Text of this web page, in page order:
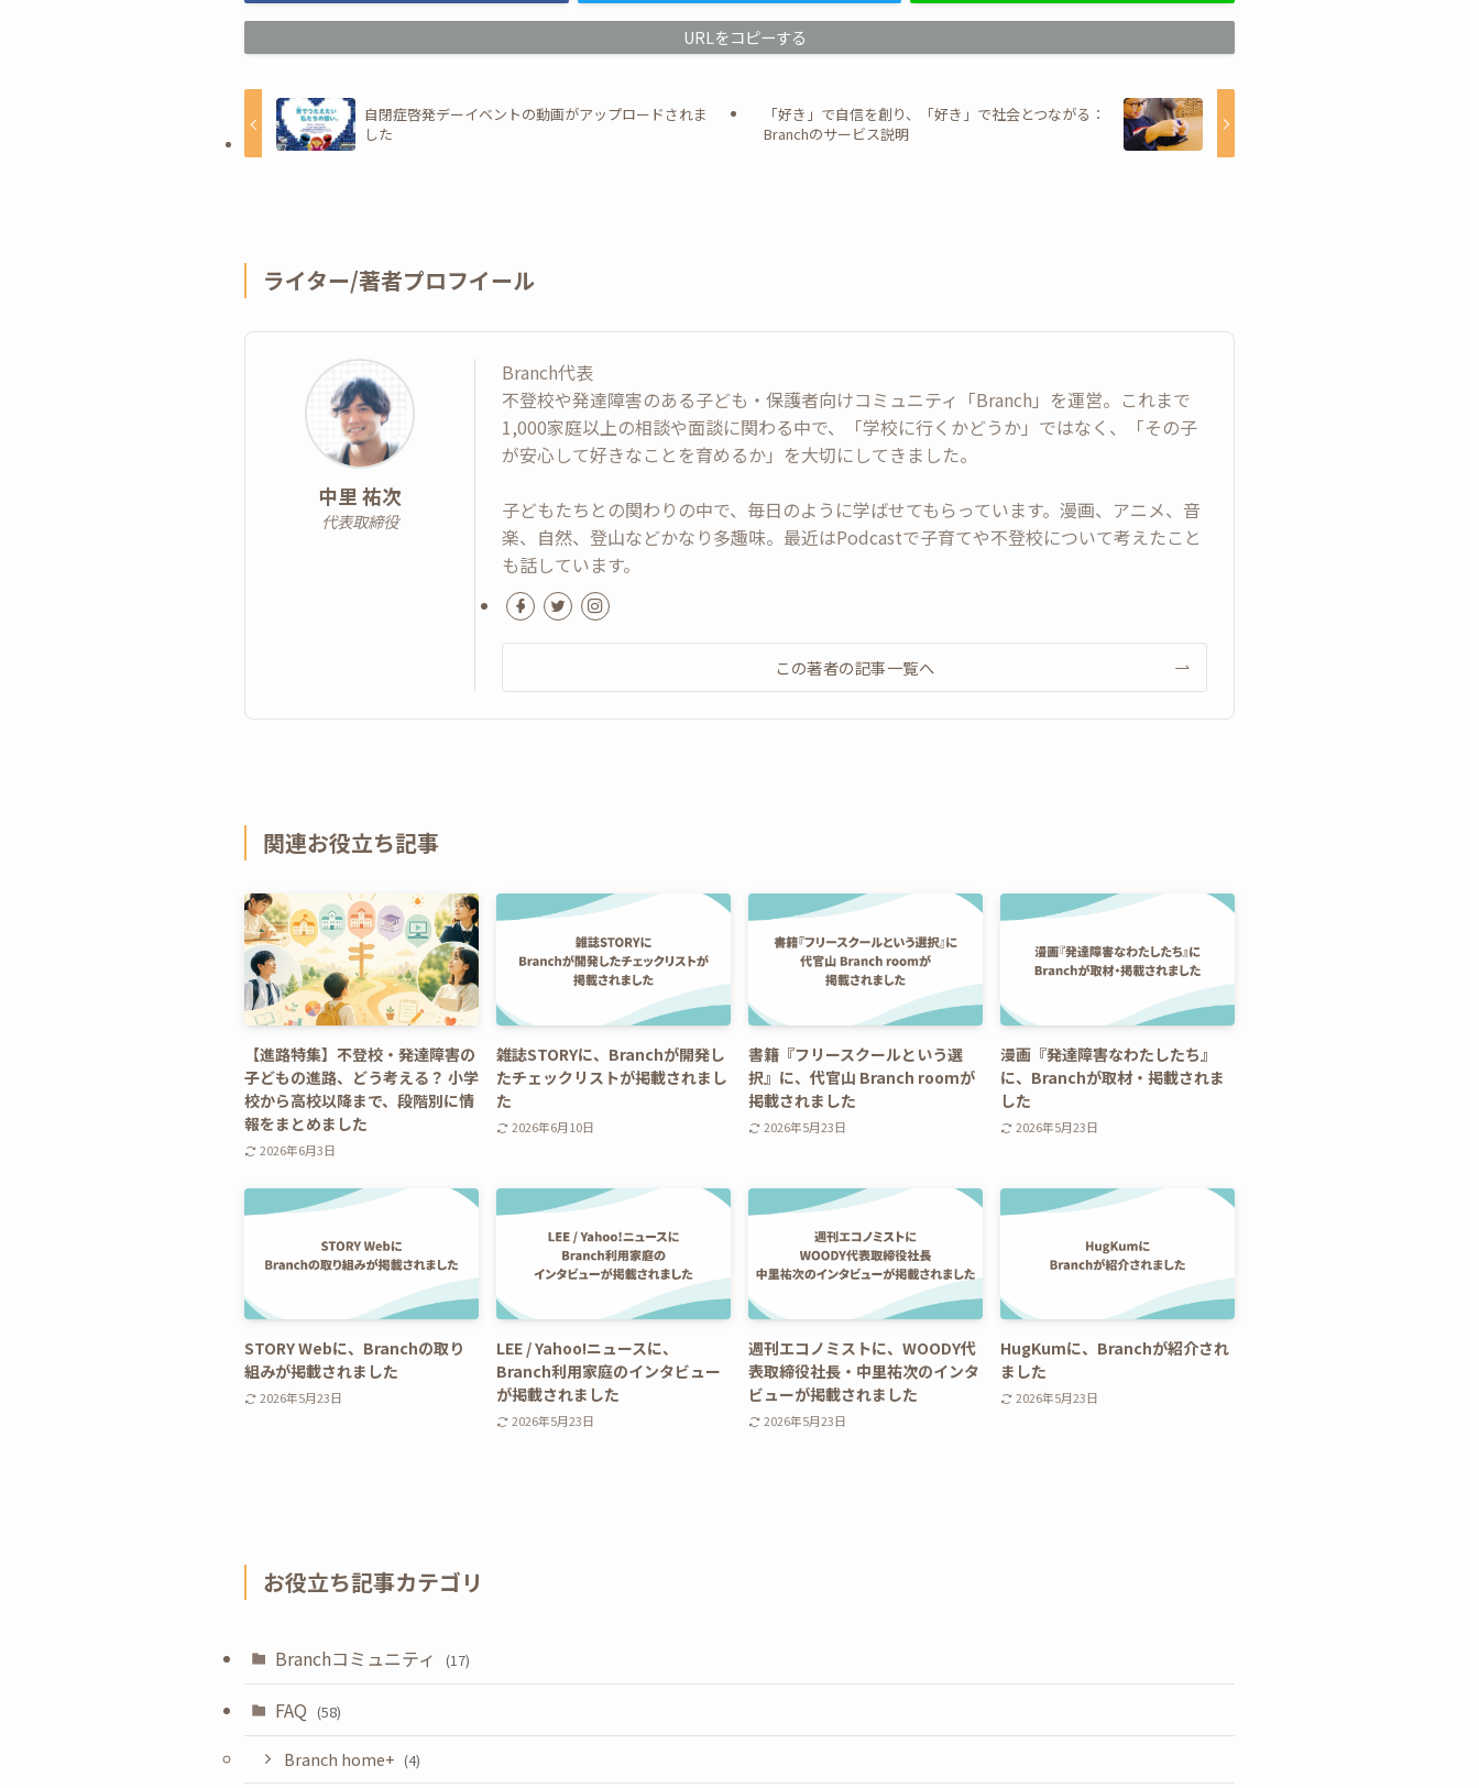
URLをコピーする
自閉症啓発デーイベントの動画がアップロードされま
した
「好き」で自信を創り、「好き」で社会とつながる：
Branchのサービス説明
ライター/著者プロフイール
中里 祐次
代表取締役
Branch代表
不登校や発達障害のある子ども・保護者向けコミュニティ「Branch」を運営。これまで
1,000家庭以上の相談や面談に関わる中で、「学校に行くかどうか」ではなく、「その子
が安心して好きなことを育めるか」を大切にしてきました。
子どもたちとの関わりの中で、毎日のように学ばせてもらっています。漫画、アニメ、音
楽、自然、登山などかなり多趣味。最近はPodcastで子育てや不登校について考えたこと
も話しています。
この著者の記事一覧へ
関連お役立ち記事
【進路特集】不登校・発達障害の
子どもの進路、どう考える？ 小学
校から高校以降まで、段階別に情
報をまとめました
2026年6月3日
雑誌STORYに、Branchが開発し
たチェックリストが掲載されまし
た
2026年6月10日
書籍『フリースクールという選
択』に、代官山 Branch roomが
掲載されました
2026年5月23日
漫画『発達障害なわたしたち』
に、Branchが取材・掲載されま
した
2026年5月23日
STORY Webに、Branchの取り
組みが掲載されました
2026年5月23日
LEE / Yahoo!ニュースに、
Branch利用家庭のインタビュー
が掲載されました
2026年5月23日
週刊エコノミストに、WOODY代
表取締役社長・中里祐次のインタ
ビューが掲載されました
2026年5月23日
HugKumに、Branchが紹介され
ました
2026年5月23日
お役立ち記事カテゴリ
Branchコミュニティ (17)
FAQ (58)
Branch home+ (4)